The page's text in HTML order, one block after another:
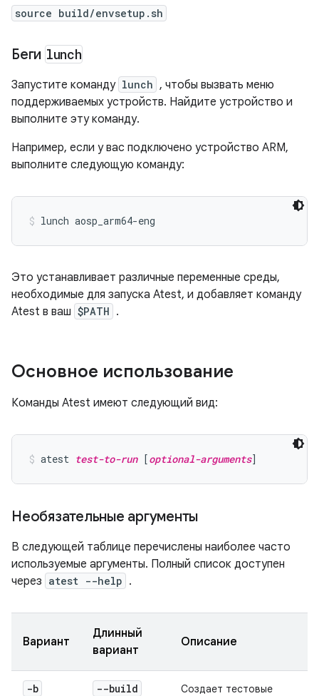
source build/envsetup.sh
Беги lunch
Запустите команду lunch , чтобы вызвать меню
поддерживаемых устройств. Найдите устройство и
выполните эту команду.
Например, если у вас подключено устройство ARM,
выполните следующую команду:
lunch aosp_arm64-eng
Это устанавливает различные переменные среды,
необходимые для запуска Atest, и добавляет команду
Atest в ваш $PATH .
Основное использование
Команды Atest имеют следующий вид:
atest test-to-run [optional-arguments]
Необязательные аргументы
В следующей таблице перечислены наиболее часто
используемые аргументы. Полный список доступен
через atest --help .
Вариант
Длинный
вариант
Описание
-b --build
Создает тестовые